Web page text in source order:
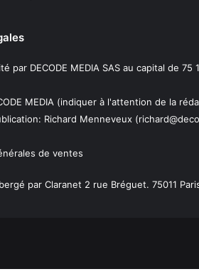
par DECODE MEDIA SAS au capital de
MEDIA (indiquer à l'attention de la
Richard Menneveux
de ventes
par Claranet 2 rue Bréguet. 75011